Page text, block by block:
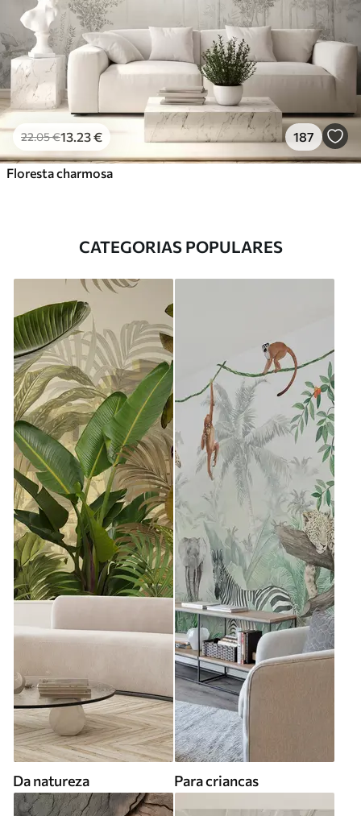
22.05€13 .23€ 187
Floresta charmosa
CATEGORIAS POPULARES
Da natureza Para criancas